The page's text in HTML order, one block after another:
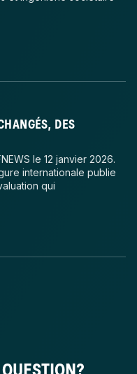
DES
le 12 janvier 2026.
internationale publie
qui